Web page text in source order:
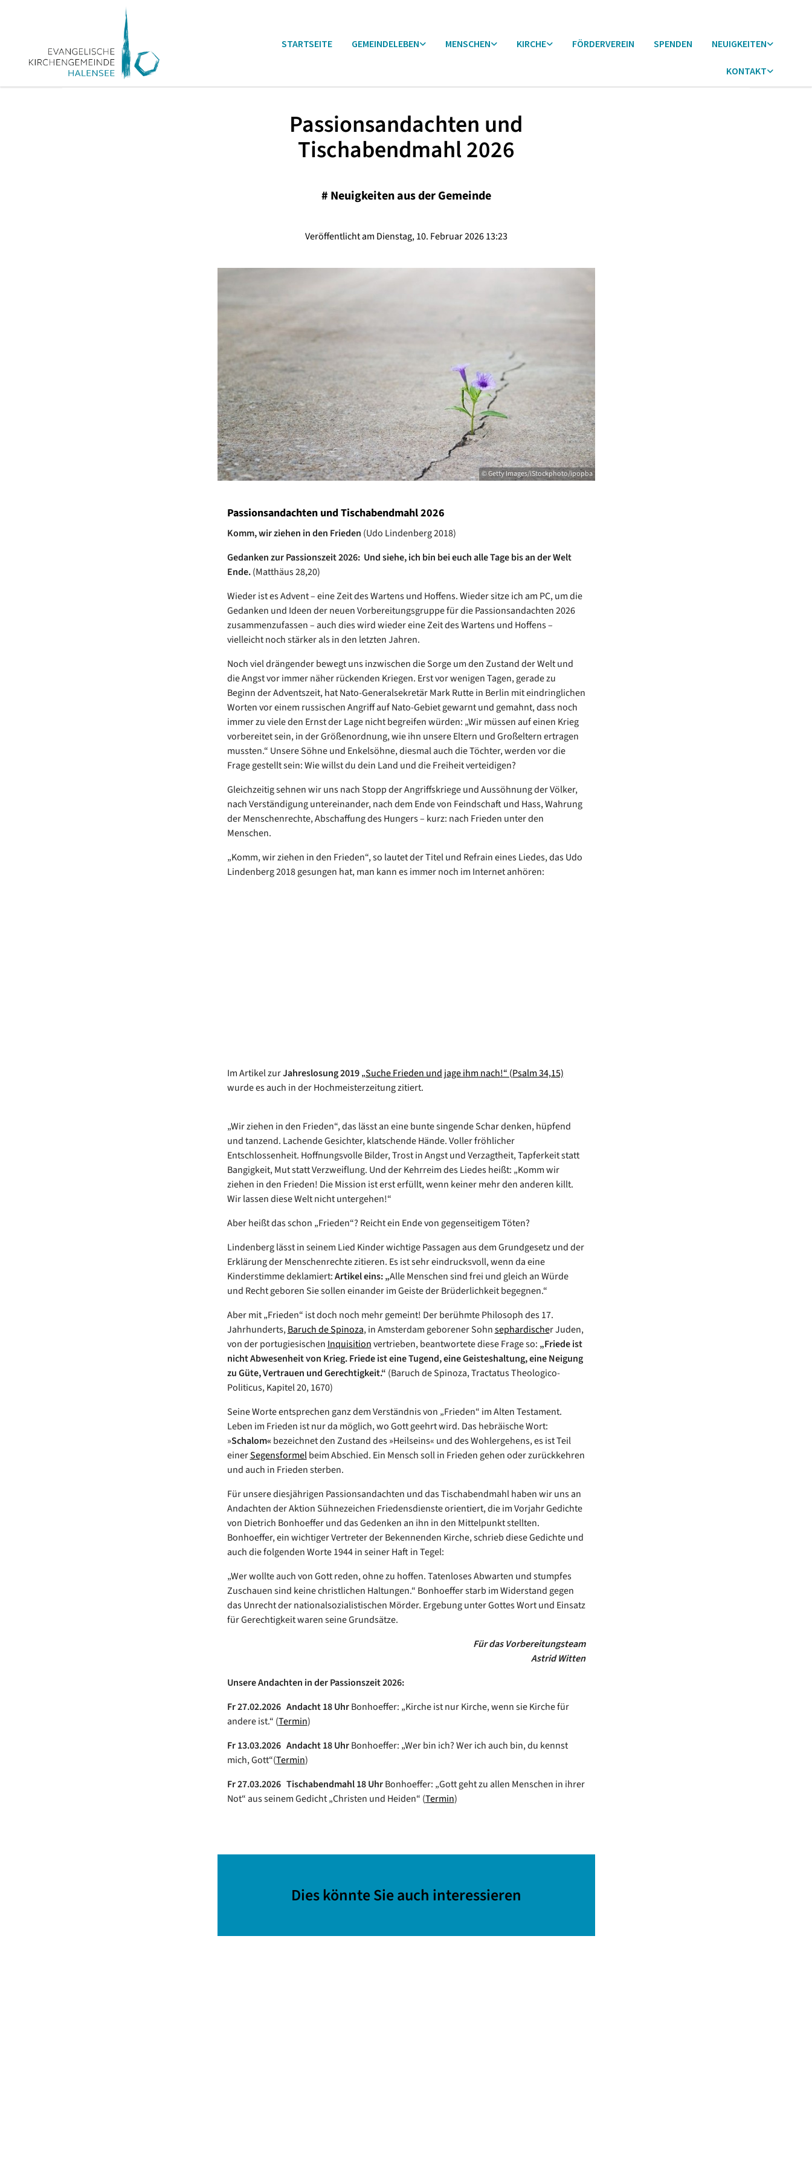
STARTSEITE GEMEINDELEBEN MENSCHEN KIRCHE FÖRDERVEREIN SPENDEN NEUIGKEITEN
KONTAKT
Passionsandachten und
Tischabendmahl 2026
# Neuigkeiten aus der Gemeinde
Veröffentlicht am Dienstag, 10. Februar 2026 13:23
© Getty Images/iStockphoto/ipopba
Passionsandachten und Tischabendmahl 2026
Komm, wir ziehen in den Frieden (Udo Lindenberg 2018)
Gedanken zur Passionszeit 2026:Und siehe, ich bin bei euch alle Tage bis an der Welt
Ende.(Matthäus 28,20)
Wieder ist es Advent – eine Zeit des Wartens und Hoffens. Wieder sitze ich am PC, um die
Gedanken und Ideen der neuen Vorbereitungsgruppe für die Passionsandachten 2026
zusammenzufassen – auch dies wird wieder eine Zeit des Wartens und Hoffens –
vielleicht noch stärker als in den letzten Jahren.
Noch viel drängender bewegt uns inzwischen die Sorge um den Zustand der Welt und
die Angst vor immer näher rückenden Kriegen. Erst vor wenigen Tagen, gerade zu
Beginn der Adventszeit, hat Nato-Generalsekretär Mark Rutte in Berlin mit eindringlichen
Worten vor einem russischen Angriff auf Nato-Gebiet gewarnt und gemahnt, dass noch
immer zu viele den Ernst der Lage nicht begreifen würden: „Wir müssen auf einen Krieg
vorbereitet sein, in der Größenordnung, wie ihn unsere Eltern und Großeltern ertragen
mussten.“ Unsere Söhne und Enkelsöhne, diesmal auch die Töchter, werden vor die
Frage gestellt sein: Wie willst du dein Land und die Freiheit verteidigen?
Gleichzeitig sehnen wir uns nach Stopp der Angriffskriege und Aussöhnung der Völker,
nach Verständigung untereinander, nach dem Ende von Feindschaft und Hass, Wahrung
der Menschenrechte, Abschaffung des Hungers – kurz: nach Frieden unter den
Menschen.
„Komm, wir ziehen in den Frieden“, so lautet der Titel und Refrain eines Liedes, das Udo
Lindenberg 2018 gesungen hat, man kann es immer noch im Internet anhören:
Im Artikel zurJahreslosung 2019„Suche Frieden und jage ihm nach!“ (Psalm 34,15)
wurde es auch in der Hochmeisterzeitung zitiert.
„Wir ziehen in den Frieden“, das lässt an eine bunte singende Schar denken, hüpfend
und tanzend. Lachende Gesichter, klatschende Hände. Voller fröhlicher
Entschlossenheit. Hoffnungsvolle Bilder, Trost in Angst und Verzagtheit, Tapferkeit statt
Bangigkeit, Mut statt Verzweiflung. Und der Kehrreim des Liedes heißt: „Komm wir
ziehen in den Frieden! Die Mission ist erst erfüllt, wenn keiner mehr den anderen killt.
Wir lassen diese Welt nicht untergehen!“
Aber heißt das schon „Frieden“? Reicht ein Ende von gegenseitigem Töten?
Lindenberg lässt in seinem Lied Kinder wichtige Passagen aus dem Grundgesetz und der
Erklärung der Menschenrechte zitieren. Es ist sehr eindrucksvoll, wenn da eine
Kinderstimme deklamiert:Artikel eins: „Alle Menschen sind frei und gleich an Würde
und Recht geboren Sie sollen einander im Geiste der Brüderlichkeit begegnen.“
Aber mit „Frieden“ ist doch noch mehr gemeint! Der berühmte Philosoph des 17.
Jahrhunderts,Baruch de Spinoza, in Amsterdam geborener Sohnsephardischer Juden,
von der portugiesischen Inquisitionvertrieben, beantwortete diese Frage so: „Friede ist
nicht Abwesenheit von Krieg. Friede ist eine Tugend, eine Geisteshaltung, eine Neigung
zu Güte, Vertrauen und Gerechtigkeit.“ (Baruch de Spinoza, Tractatus Theologico-
Politicus, Kapitel 20, 1670)
Seine Worte entsprechen ganz dem Verständnis von „Frieden“ im Alten Testament.
Leben im Frieden ist nur da möglich, wo Gott geehrt wird. Das hebräische Wort:
»Schalom«bezeichnet den Zustand des »Heilseins« und des Wohlergehens, es ist Teil
einerSegensformelbeim Abschied. Ein Mensch soll in Frieden gehen oder zurückkehren
und auch in Frieden sterben.
Für unsere diesjährigen Passionsandachten und das Tischabendmahl haben wir uns an
Andachten der Aktion Sühnezeichen Friedensdienste orientiert, die im Vorjahr Gedichte
von Dietrich Bonhoeffer und das Gedenken an ihn in den Mittelpunkt stellten.
Bonhoeffer, ein wichtiger Vertreter der Bekennenden Kirche, schrieb diese Gedichte und
auch die folgenden Worte 1944 in seiner Haft in Tegel:
„Wer wollte auch von Gott reden, ohne zu hoffen. Tatenloses Abwarten und stumpfes
Zuschauen sind keine christlichen Haltungen.“ Bonhoeffer starb im Widerstand gegen
das Unrecht der nationalsozialistischen Mörder. Ergebung unter Gottes Wort und Einsatz
für Gerechtigkeit waren seine Grundsätze.
Für das Vorbereitungsteam
Astrid Witten
Unsere Andachten in der Passionszeit 2026:
Fr 27.02.2026 Andacht 18 UhrBonhoeffer: „Kirche ist nur Kirche, wenn sie Kirche für
andere ist.“ (Termin)
Fr 13.03.2026 Andacht 18 UhrBonhoeffer: „Wer bin ich? Wer ich auch bin, du kennst
mich, Gott“(Termin)
Fr 27.03.2026 Tischabendmahl 18 UhrBonhoeffer: „Gott geht zu allen Menschen in ihrer
Not“ aus seinem Gedicht „Christen und Heiden“ (Termin)
Dies könnte Sie auch interessieren